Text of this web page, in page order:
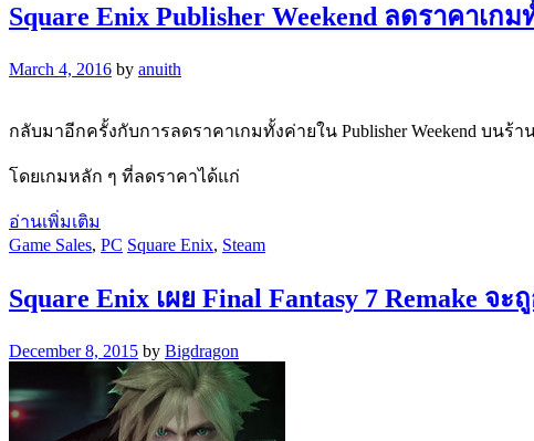
Square Enix Publisher Weekend ลดราคาเก
March 4, 2016 by anuith
กลับมาอีกครั้งกับการลดราคาเกมทั้งค่ายใน Publisher Weekend บน
โดยเกมหลัก ๆ ที่ลดราคาได้แก่
อ่านเพิ่มเติม
Game Sales, PC Square Enix, Steam
Square Enix เผย Final Fantasy 7 Remake
December 8, 2015 by Bigdragon